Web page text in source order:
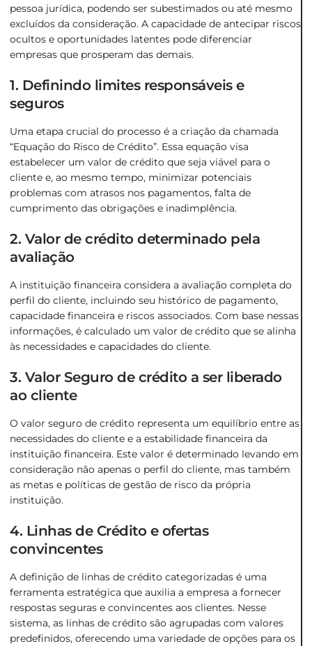
pessoa jurídica, podendo ser subestimados ou até mesmo
excluídos da consideração. A capacidade de antecipar riscos
ocultos e oportunidades latentes pode diferenciar
empresas que prosperam das demais.
1. Definindo limites responsáveis e
seguros
Uma etapa crucial do processo é a criação da chamada
“Equação do Risco de Crédito”. Essa equação visa
estabelecer um valor de crédito que seja viável para o
cliente e, ao mesmo tempo, minimizar potenciais
problemas com atrasos nos pagamentos, falta de
cumprimento das obrigações e inadimplência.
2. Valor de crédito determinado pela
avaliação
A instituição financeira considera a avaliação completa do
perfil do cliente, incluindo seu histórico de pagamento,
capacidade financeira e riscos associados. Com base nessas
informações, é calculado um valor de crédito que se alinha
às necessidades e capacidades do cliente.
3. Valor Seguro de crédito a ser liberado
ao cliente
O valor seguro de crédito representa um equilíbrio entre as
necessidades do cliente e a estabilidade financeira da
instituição financeira. Este valor é determinado levando em
consideração não apenas o perfil do cliente, mas também
as metas e políticas de gestão de risco da própria
instituição.
4. Linhas de Crédito e ofertas
convincentes
A definição de linhas de crédito categorizadas é uma
ferramenta estratégica que auxilia a empresa a fornecer
respostas seguras e convincentes aos clientes. Nesse
sistema, as linhas de crédito são agrupadas com valores
predefinidos, oferecendo uma variedade de opções para os